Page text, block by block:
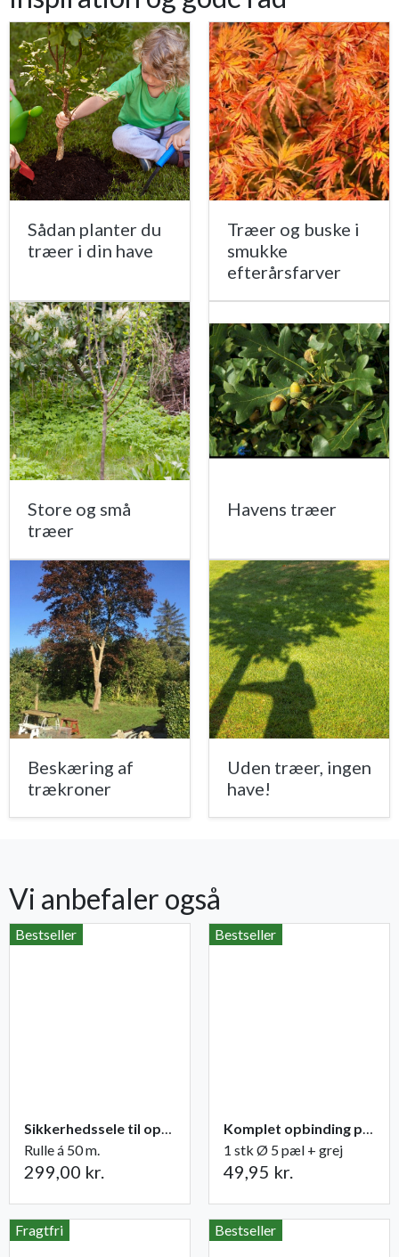
Sådan planter du
træer i din have
Træer og buske i
smukke
efterårsfarver
Store og små
træer
Havens træer
Beskæring af
trækroner
Uden træer, ingen
have!
Vi anbefaler også
Bestseller
Sikkerhedssele til opbinding
Rulle á 50 m.
299,00 kr.
Bestseller
Komplet opbinding pæl + grej til træer
1 stk Ø 5 pæl + grej
49,95 kr.
Fragtfri Bestseller